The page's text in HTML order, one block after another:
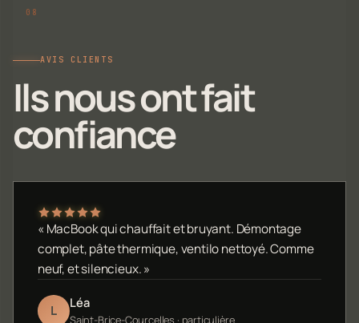
AVIS CLIENTS
Ils nous ont fait
confiance
« MacBook qui chauffait et bruyant. Démontage
complet, pâte thermique, ventilo nettoyé. Comme
neuf, et silencieux. »
L Léa
Saint-Brice-Courcelles · particulière